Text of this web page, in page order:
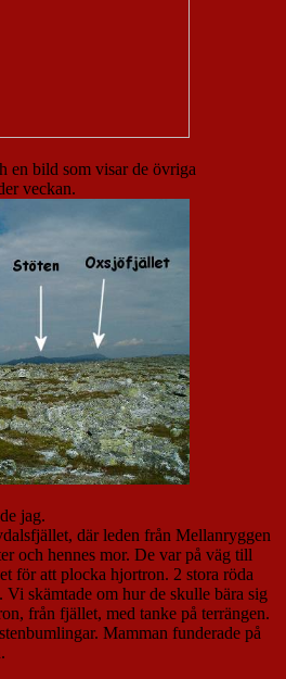
en bild som visar de övriga
veckan.
jag.
där leden från Mellanryggen
och hennes mor. De var på väg till
för att plocka hjortron. 2 stora röda
Vi skämtade om hur de skulle bära sig
från fjället, med tanke på terrängen.
Mamman funderade på